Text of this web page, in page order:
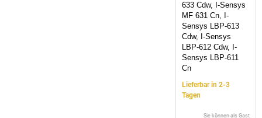
633 Cdw, I-Sensys
MF 631 Cn, I-
Sensys LBP-613
Cdw, I-Sensys
LBP-612 Cdw, I-
Sensys LBP-611
Cn
Lieferbar in 2-3
Tagen
Sie können als Gast